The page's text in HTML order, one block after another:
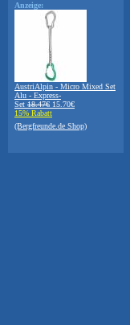
Anzeige:
AustriAlpin - Micro Mixed Set
Alu - Express-
Set 18.47€ 15.70€
15% Rabatt
(Bergfreunde.de Shop)